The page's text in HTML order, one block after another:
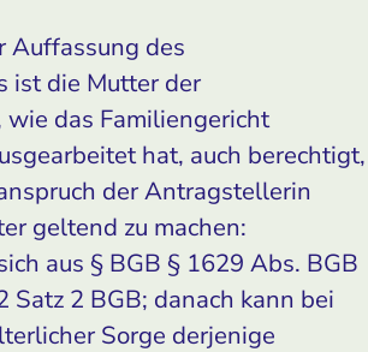
Auffassung des
ist die Mutter der
das Familiengericht
hat, auch berechtigt,
der Antragstellerin
geltend zu machen:
aus § BGB § 1629 Abs. BGB
Satz 2 BGB; danach kann bei
Sorge derjenige